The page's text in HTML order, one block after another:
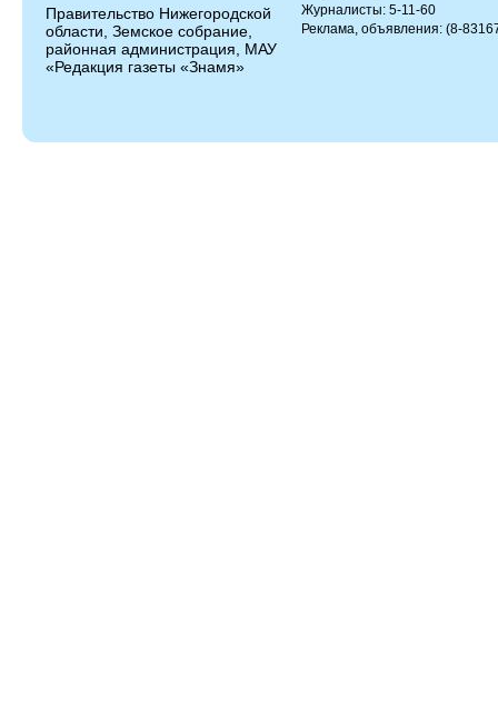
Правительство Нижегородской
области, Земское собрание,
районная администрация, МАУ
«Редакция газеты «Знамя»
Журналисты: 5-11-60
Реклама, объявления: (8-